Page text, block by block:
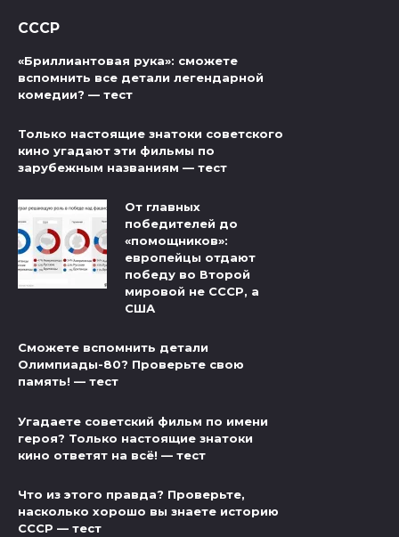
СССР
«Бриллиантовая рука»: сможете
вспомнить все детали легендарной
комедии? — тест
Только настоящие знатоки советского
кино угадают эти фильмы по
зарубежным названиям — тест
От главных
победителей до
«помощников»:
европейцы отдают
победу во Второй
мировой не СССР, а
США
Сможете вспомнить детали
Олимпиады-80? Проверьте свою
память! — тест
Угадаете советский фильм по имени
героя? Только настоящие знатоки
кино ответят на всё! — тест
Что из этого правда? Проверьте,
насколько хорошо вы знаете историю
СССР — тест